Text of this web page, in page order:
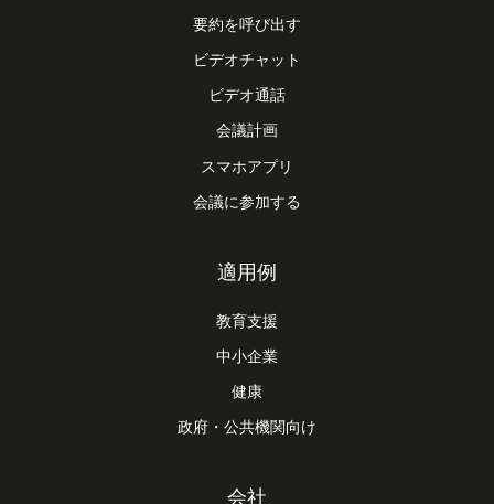
要約を呼び出す
ビデオチャット
ビデオ通話
会議計画
スマホアプリ
会議に参加する
適用例
教育支援
中小企業
健康
政府・公共機関向け
会社